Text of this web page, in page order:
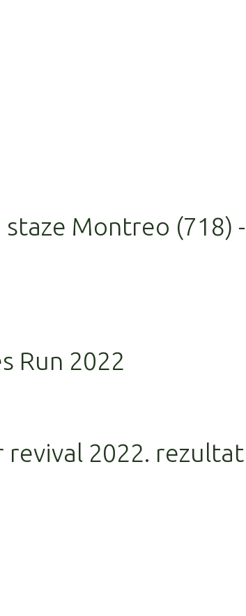
staze Montreo (718) -
Run 2022
revival 2022.